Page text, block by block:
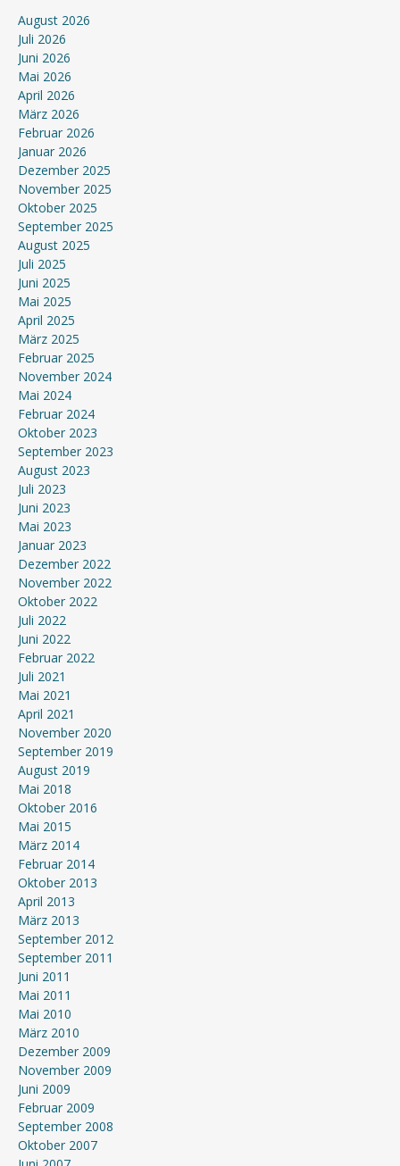
August 2026
Juli 2026
Juni 2026
Mai 2026
April 2026
März 2026
Februar 2026
Januar 2026
Dezember 2025
November 2025
Oktober 2025
September 2025
August 2025
Juli 2025
Juni 2025
Mai 2025
April 2025
März 2025
Februar 2025
November 2024
Mai 2024
Februar 2024
Oktober 2023
September 2023
August 2023
Juli 2023
Juni 2023
Mai 2023
Januar 2023
Dezember 2022
November 2022
Oktober 2022
Juli 2022
Juni 2022
Februar 2022
Juli 2021
Mai 2021
April 2021
November 2020
September 2019
August 2019
Mai 2018
Oktober 2016
Mai 2015
März 2014
Februar 2014
Oktober 2013
April 2013
März 2013
September 2012
September 2011
Juni 2011
Mai 2011
Mai 2010
März 2010
Dezember 2009
November 2009
Juni 2009
Februar 2009
September 2008
Oktober 2007